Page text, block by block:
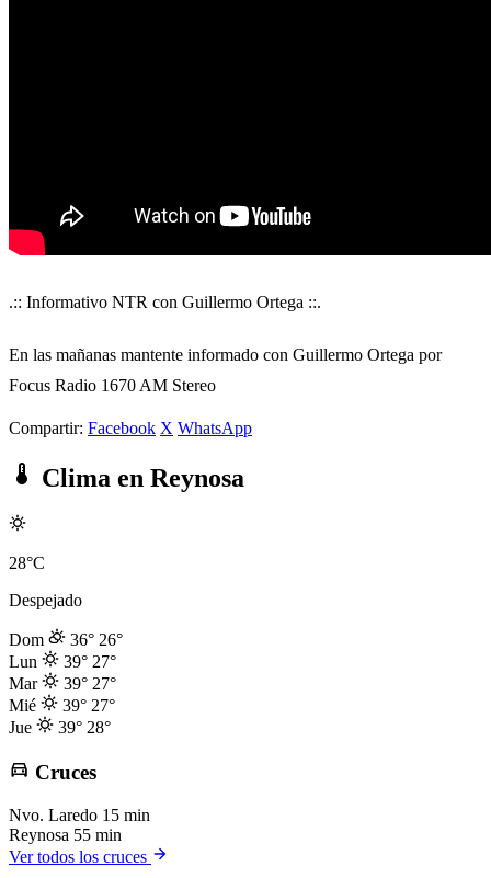
.:: Informativo NTR con Guillermo Ortega ::.
En las mañanas mantente informado con Guillermo Ortega por
Focus Radio 1670 AM Stereo
Compartir: Facebook X WhatsApp
Clima en Reynosa
28°C
Despejado
Dom 36° 26°
Lun
39° 27°
Mar
39° 27°
Mié
39° 27°
Jue
39° 28°
Cruces
Nvo. Laredo 15 min
Reynosa 55 min
Ver todos los cruces